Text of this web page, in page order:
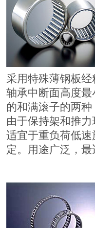
采用特殊薄钢板
轴承中断面高度
的和满滚子的两
由于保持架和推
适宜于重负荷低速
定。用途广泛，